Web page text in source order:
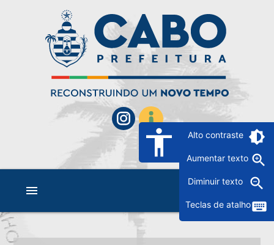
accessibility Alto contraste brightness_6
Aumentar texto zoom_in
Diminuir texto zoom_out
Teclas de atalhokeyboard
menu